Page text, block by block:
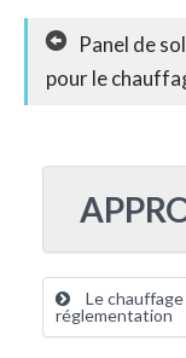
Panel de
pour le
Le
réglementation